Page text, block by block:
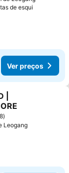
de esqui
Ver preços
favoritos
|
Leogang